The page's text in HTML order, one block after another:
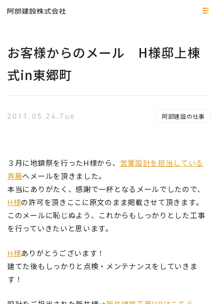
お客様からのメール H様邸上棟
式in東郷町
2011.05.24.Tue 阿部建設の仕事
３月に地鎮祭を行ったH様から、 営業設計を担当している
斉藤へメールを頂きました。
本当にありがたく、感謝で一杯となるメールでしたので、
H様の許可を頂きここに原文のまま掲載させて頂きます。
このメールに恥じぬよう、これからもしっかりとした工事
を行っていきたいと思います。
H様ありがとうございます！
建てた後もしっかりと点検・メンテナンスをしていきま
す！